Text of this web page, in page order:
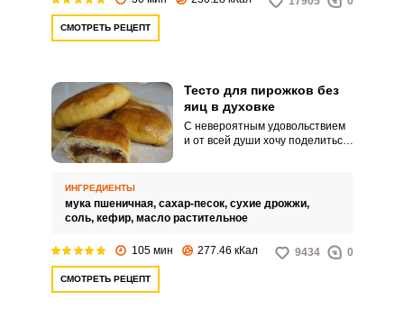
СМОТРЕТЬ РЕЦЕПТ
Тесто для пирожков без
яиц в духовке
С невероятным удовольствием
и от всей души хочу поделиться
воздушным.
ИНГРЕДИЕНТЫ
мука пшеничная, сахар-песок, сухие дрожжи,
соль, кефир, масло растительное
105 мин 277.46 кКал 9434 0
СМОТРЕТЬ РЕЦЕПТ
Запомнить меня
ВХОД
ЕЩЕ НЕ ЗАРЕГИСТРИРОВАННЫ?
Забыли пароль?